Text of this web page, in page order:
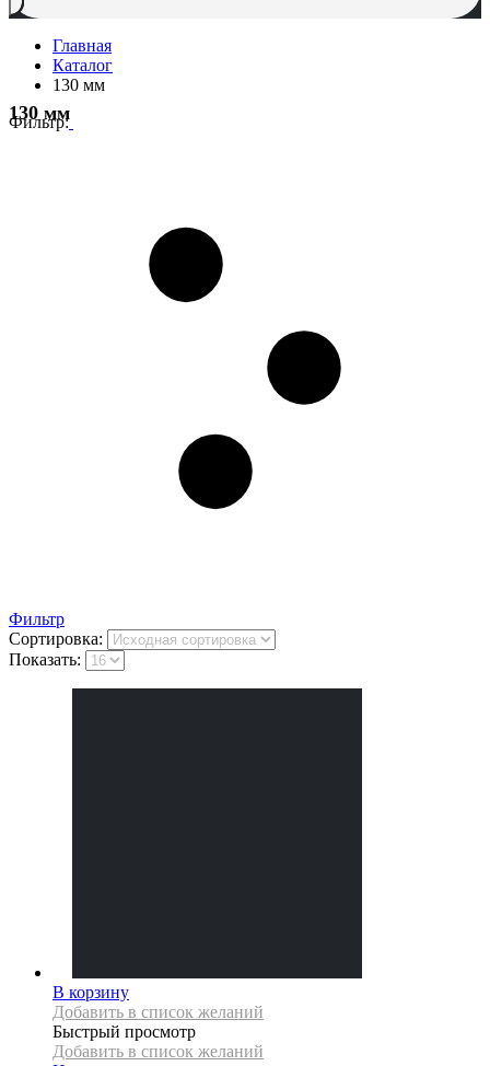
Главная
Каталог
130 мм
130 мм
Фильтр:
Фильтр
Сортировка:
Показать:
В корзину
Добавить в список желаний
Быстрый просмотр
Добавить в список желаний